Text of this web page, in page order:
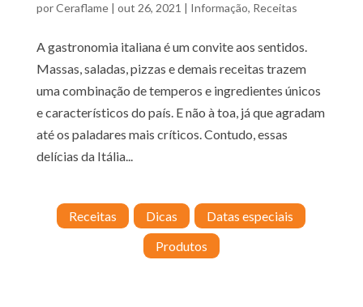
porCeraflame| out 26, 2021 | Informação, Receitas
A gastronomia italiana é um convite aos sentidos.
Massas, saladas, pizzas e demais receitas trazem
uma combinação de temperos e ingredientes únicos
e característicos do país. E não à toa, já que agradam
até os paladares mais críticos. Contudo, essas
delícias da Itália...
Receitas Dicas
Datas especiais
Produtos